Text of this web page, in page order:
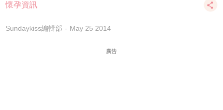
懷孕資訊
Sundaykiss編輯部 May 25 2014
廣告